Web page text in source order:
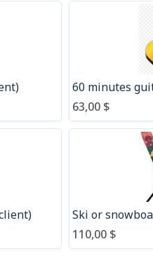
60 minutes
63,00 $
110,00 $